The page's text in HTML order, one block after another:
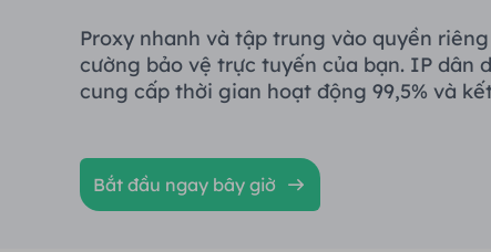
Proxy nhanh và tập trung vào quyền
cường bảo vệ trực tuyến của bạn. IP dân
cung cấp thời gian hoạt động 99,5% và
Bắt đầu ngay bây giờ